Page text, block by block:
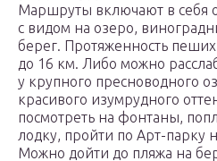
Маршруты включают в себя
с видом на озеро,
берег. Протяженность
до 16 км. Либо можно
у крупного пресноводного
красивого изумрудного
посмотреть на фонтаны,
лодку, пройти по Арт-парку
Можно дойти до пляжа на